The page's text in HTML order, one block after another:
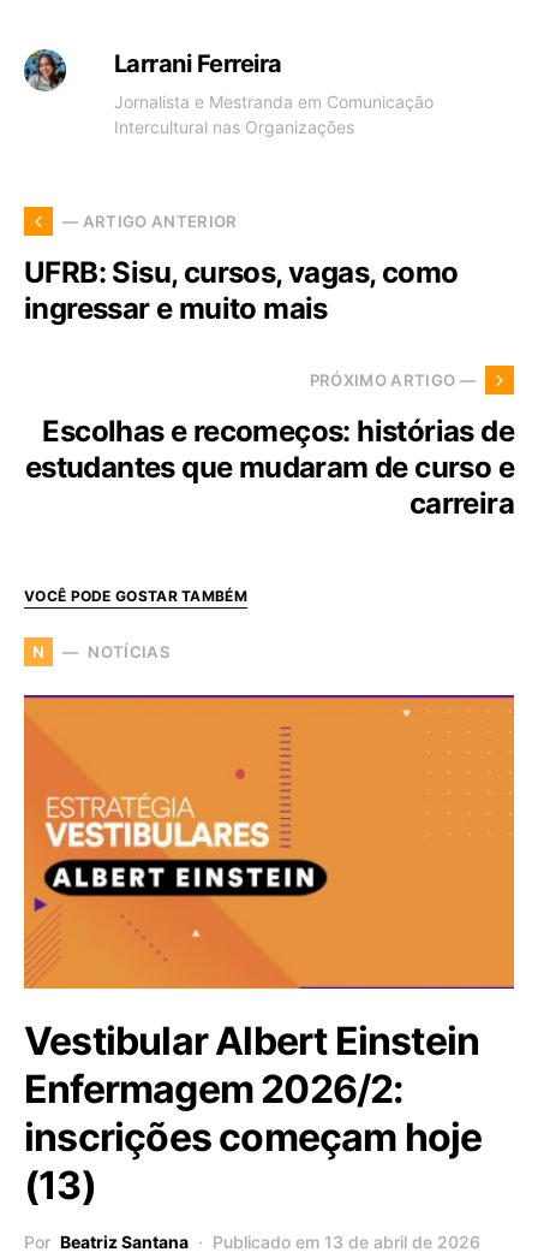
Larrani Ferreira
Jornalista e Mestranda em Comunicação
Intercultural nas Organizações
— ARTIGO ANTERIOR
UFRB: Sisu, cursos, vagas, como
ingressar e muito mais
PRÓXIMO ARTIGO —
Escolhas e recomeços: histórias de
estudantes que mudaram de curso e
carreira
VOCÊ PODE GOSTAR TAMBÉM
N NOTÍCIAS
Vestibular Albert Einstein
Enfermagem 2026/2:
inscrições começam hoje
(13)
Por Beatriz Santana Publicado em 13 de abril de 2026